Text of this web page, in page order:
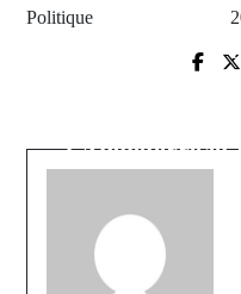
Politique
l'Angleterre et